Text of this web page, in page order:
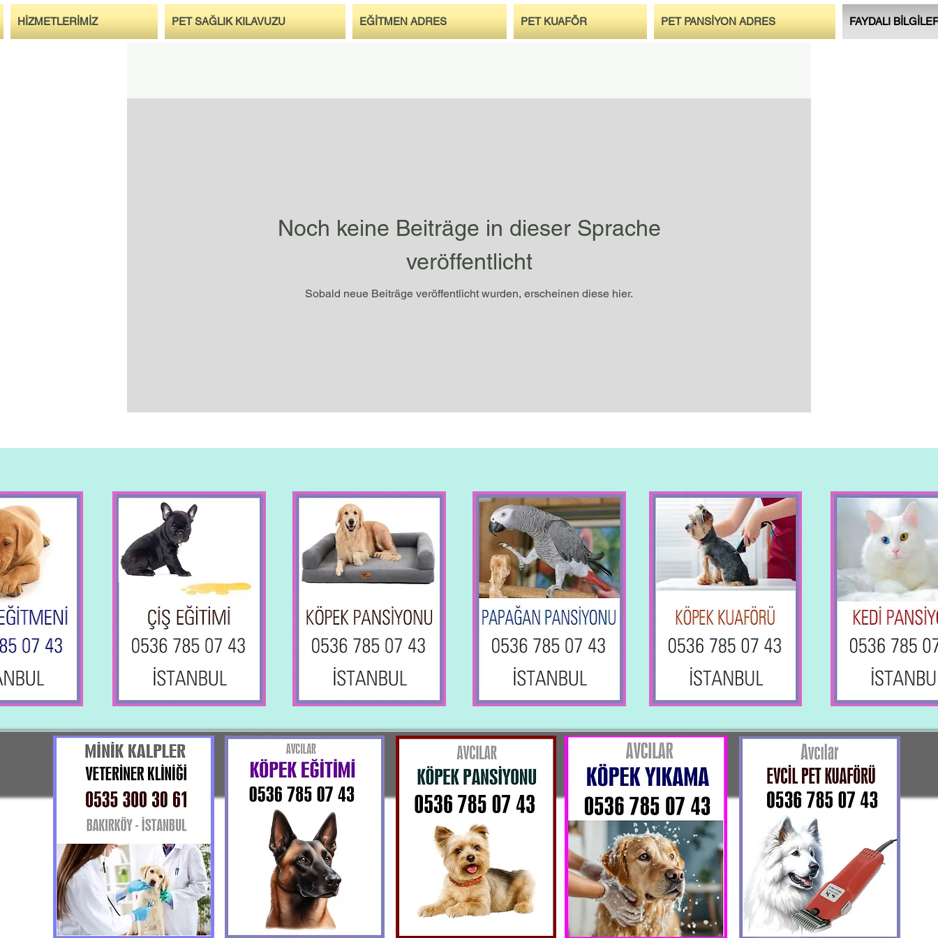
HİZMETLERİMİZ PET SAĞLIK KILAVUZU EĞİTMEN ADRES PET KUAFÖR PET PANSİYON ADRES FAYDALI
Noch keine Beiträge in dieser Sprache
veröffentlicht
Sobald neue Beiträge veröffentlicht wurden, erscheinen diese hier.